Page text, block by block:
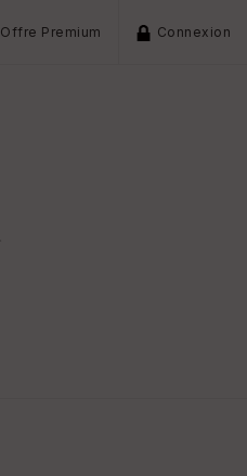
Offre Premium Connexion